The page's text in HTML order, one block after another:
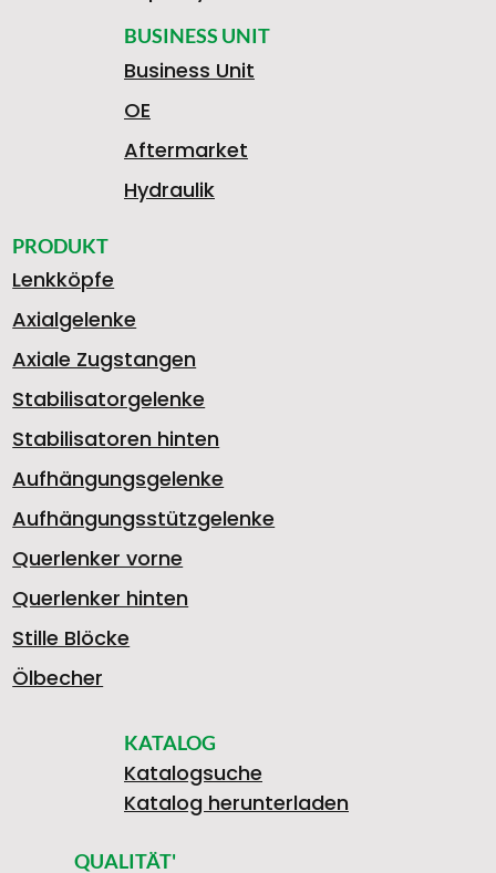
0
5
1
7
8
0
BUSINESS UNIT
Business Unit
OE
Aftermarket
Hydraulik
PRODUKT
Lenkköpfe
Axialgelenke
Axiale Zugstangen
Stabilisatorgelenke
Stabilisatoren hinten
Aufhängungsgelenke
Aufhängungsstützgelenke
Querlenker vorne
Querlenker hinten
Stille Blöcke
Ölbecher
KATALOG
Katalogsuche
Katalog herunterladen
QUALITÄT'